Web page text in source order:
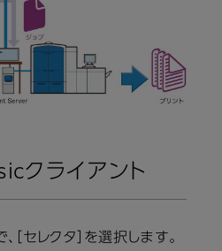
クライアント
［セレクタ］を選択します。